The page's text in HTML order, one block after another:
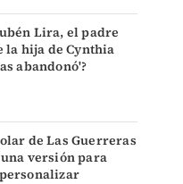
Lira, el padre
la hija de Cynthia
abandonó'?
de Las Guerreras
versión para